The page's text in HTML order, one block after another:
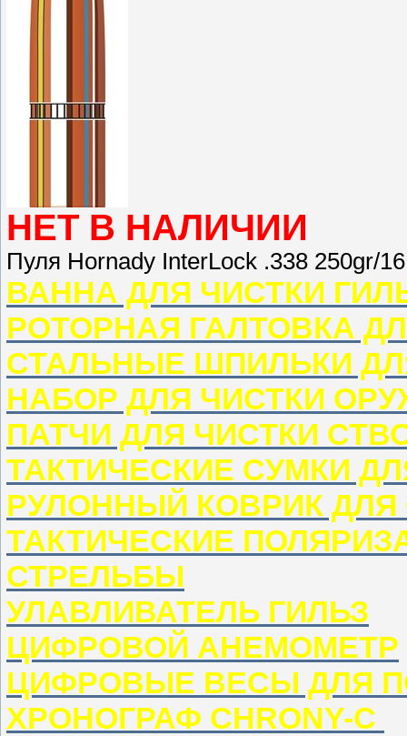
НЕТ В НАЛИЧИИ
Пуля Hornady InterLock .338 250gr/
ВАННА ДЛЯ ЧИСТКИ
РОТОРНАЯ ГАЛТОВКА
СТАЛЬНЫЕ ШПИЛЬКИ
НАБОР ДЛЯ ЧИСТКИ
ПАТЧИ ДЛЯ ЧИСТКИ
ТАКТИЧЕСКИЕ СУМКИ
РУЛОННЫЙ КОВРИК
ТАКТИЧЕСКИЕ
СТРЕЛЬБЫ
УЛАВЛИВАТЕЛЬ ГИЛЬЗ
ЦИФРОВОЙ АНЕМОМЕТР
ЦИФРОВЫЕ ВЕСЫ ДЛЯ
ХРОНОГРАФ CHRONY-C